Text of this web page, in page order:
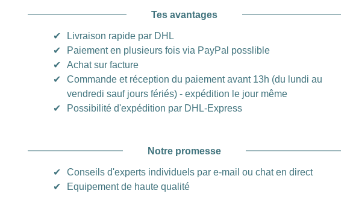
Tes avantages
✔
Livraison rapide par DHL
✔
Paiement en plusieurs fois via PayPal posslible
✔
Achat sur facture
✔
Commande et réception du paiement avant 13h (du lundi au
vendredi sauf jours fériés) - expédition le jour même
✔
Possibilité d'expédition par DHL-Express
Notre promesse
✔
Conseils d'experts individuels par e-mail ou chat en direct
✔
Equipement de haute qualité